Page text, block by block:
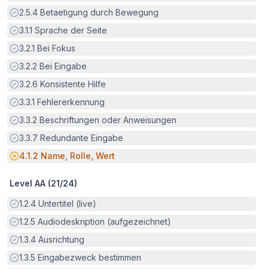
Erfüllt:
2.5.4 Betaetigung durch Bewegung
Erfüllt:
3.1.1 Sprache der Seite
Erfüllt:
3.2.1 Bei Fokus
Erfüllt:
3.2.2 Bei Eingabe
Erfüllt:
3.2.6 Konsistente Hilfe
Erfüllt:
3.3.1 Fehlererkennung
Erfüllt:
3.3.2 Beschriftungen oder Anweisungen
Erfüllt:
3.3.7 Redundante Eingabe
Potenzielle Barriere:
4.1.2 Name, Rolle, Wert
Level AA (21/24)
Erfüllt:
1.2.4 Untertitel (live)
Erfüllt:
1.2.5 Audiodeskription (aufgezeichnet)
Erfüllt:
1.3.4 Ausrichtung
Erfüllt:
1.3.5 Eingabezweck bestimmen